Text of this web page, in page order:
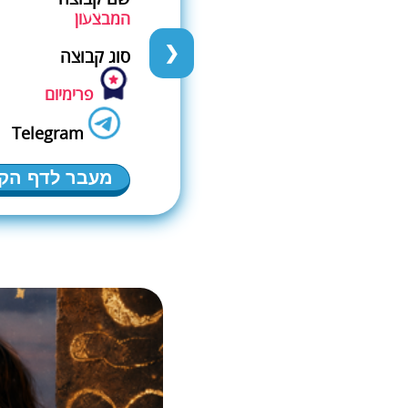
המבצעון
סוג קבוצה
פרימיום
Telegram
מעבר לדף
❯